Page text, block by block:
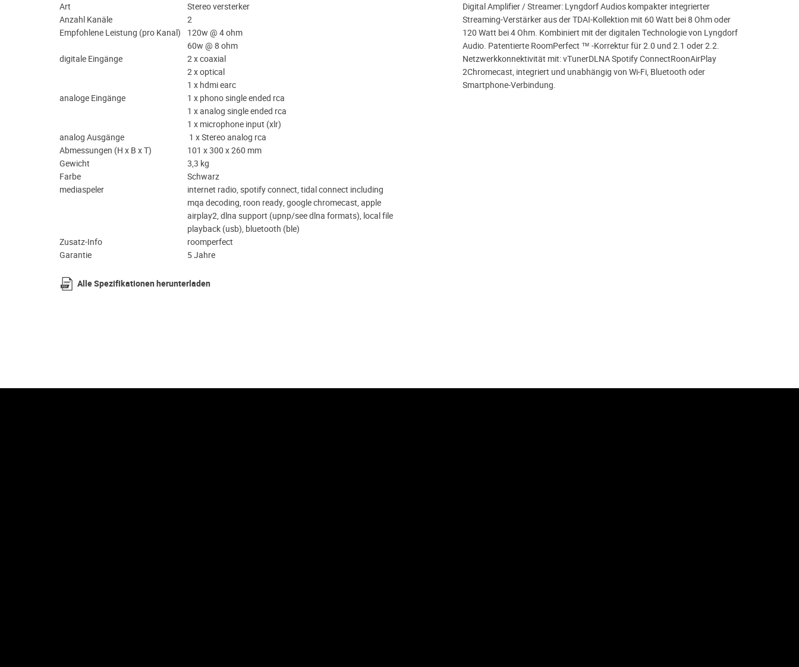
Art
Stereo versterker
Anzahl Kanäle
2
Empfohlene Leistung (pro Kanal)
120w @ 4 ohm
60w @ 8 ohm
digitale Eingänge
2 x coaxial
2 x optical
1 x hdmi earc
analoge Eingänge
1 x phono single ended rca
1 x analog single ended rca
1 x microphone input (xlr)
analog Ausgänge
1 x Stereo analog rca
Abmessungen (H x B x T)
101 x 300 x 260 mm
Gewicht
3,3 kg
Farbe
Schwarz
mediaspeler
internet radio, spotify connect, tidal connect including
mqa decoding, roon ready, google chromecast, apple
airplay2, dlna support (upnp/see dlna formats), local file
playback (usb), bluetooth (ble)
Zusatz-Info
roomperfect
Garantie
5 Jahre
Alle Spezifikationen herunterladen
Digital Amplifier / Streamer: Lyngdorf Audios kompakter integrierter
Streaming-Verstärker aus der TDAI-Kollektion mit 60 Watt bei 8 Ohm oder
120 Watt bei 4 Ohm. Kombiniert mit der digitalen Technologie von Lyngdorf
Audio. Patentierte RoomPerfect ™ -Korrektur für 2.0 und 2.1 oder 2.2.
Netzwerkkonnektivität mit: vTunerDLNA Spotify ConnectRoonAirPlay
2Chromecast, integriert und unabhängig von Wi-Fi, Bluetooth oder
Smartphone-Verbindung.